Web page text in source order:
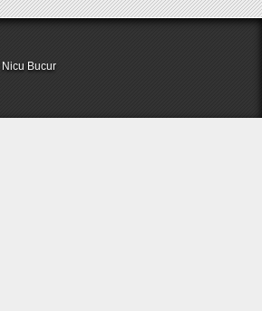
Nicu Bucur